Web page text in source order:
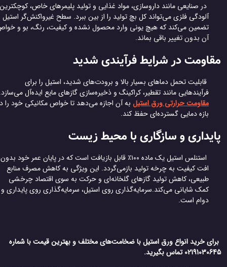
در صنایعی مانند داروسازی، مواد غذایی و تولید پلیمرهای خاص، کوچکترین
آلودگی فلزی می‌تواند کل بچ تولید را از بین ببرد. سطح غیرواکنش‌گر استیل
تضمین می‌کند که هیچ یونی وارد محصول نشده و کیفیت، رنگ، بو و خواص
آن بدون تغییر باقی بماند.
در شرایط فرآیندی شدید
قابلیت تحمل دماهای بسیار بالا و برودت‌های شدید، استیل را برای
فرآیندهایی مانند تقطیر، کراکینگ و ذخیره‌سازی گازهای مایع ایده‌آل می‌سازد.
مقاومت حرارتی ورق استیلبه آن اجازه می‌دهد تا خواص مکانیکی خود را در
بازه دمایی گسترده‌ای حفظ کند.
و سازگاری با محیط زیست
استنلس استیل یک ماده ۱۰۰٪ قابل بازیافت است که در پایان عمر خود بدون
افت کیفیت به چرخه تولید بازمی‌گردد. این ویژگی به کاهش مصرف منابع
طبیعی، کاهش تولید گازهای گلخانه‌ای و حرکت به سوی اقتصاد چرخشی
کمک شایانی می‌کند.سرمایه‌گذاری روی استیل، سرمایه‌گذاری روی پایداری و
دوام است.
خرید انواع ورق استیل با ضخامت‌های مختلف و بهترین قیمت با شماره
تماس بگیرید.